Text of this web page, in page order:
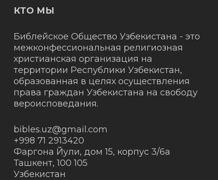
КТО МЫ
Библейское Общество Узбекистана - это
межконфессиональная религиозная
христианская организация на
территории Республики Узбекистан,
образованная в целях осуществления
права граждан Узбекистана на свободу
вероисповедания.
bibles.uz@gmail.com
+998 71 2913420
Фаргона Йули, дом 15, корпус 3/6а
Ташкент,100 105
Узбекистан